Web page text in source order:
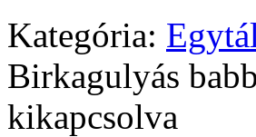
Kategória:
Birkagulyás
kikapcsolva